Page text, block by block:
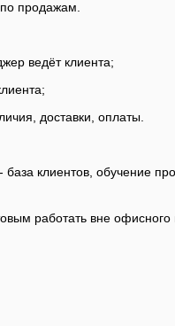
продажам.
ведёт клиента;
доставки, оплаты.
клиентов, обучение
работать вне офисного